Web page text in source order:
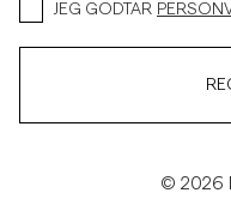
JEG GODTAR
© 2026